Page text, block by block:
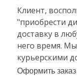
Клиент,
"приобрести
доставку в
него время.
курьерскими
Оформить